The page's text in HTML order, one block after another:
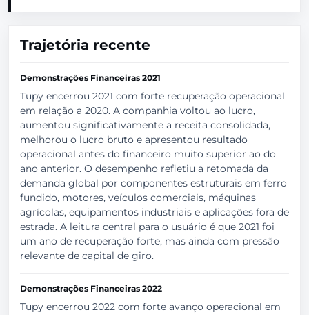
Trajetória recente
Demonstrações Financeiras 2021
Tupy encerrou 2021 com forte recuperação operacional
em relação a 2020. A companhia voltou ao lucro,
aumentou significativamente a receita consolidada,
melhorou o lucro bruto e apresentou resultado
operacional antes do financeiro muito superior ao do
ano anterior. O desempenho refletiu a retomada da
demanda global por componentes estruturais em ferro
fundido, motores, veículos comerciais, máquinas
agrícolas, equipamentos industriais e aplicações fora de
estrada. A leitura central para o usuário é que 2021 foi
um ano de recuperação forte, mas ainda com pressão
relevante de capital de giro.
Demonstrações Financeiras 2022
Tupy encerrou 2022 com forte avanço operacional em